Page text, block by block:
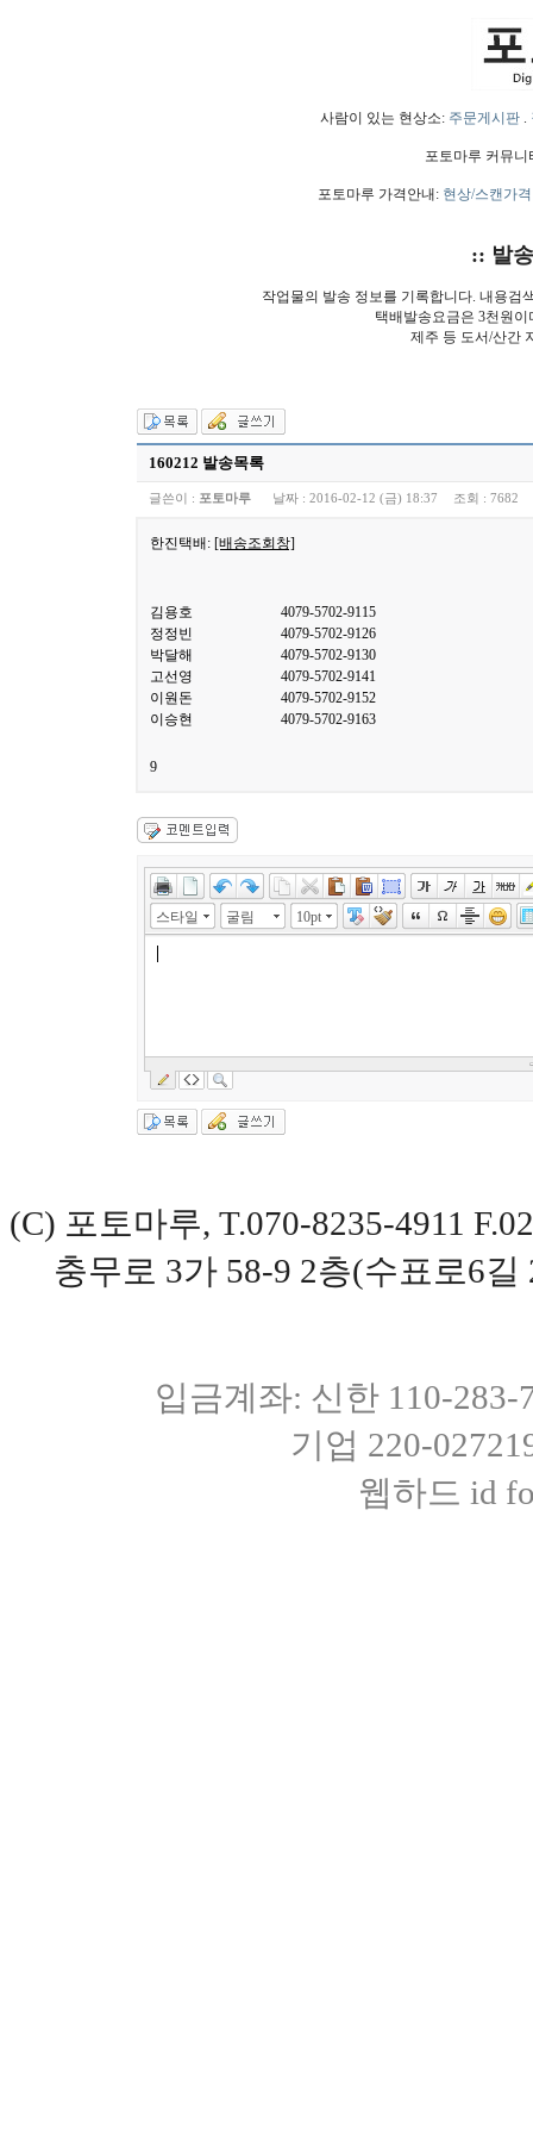
사람이 있는 현상소: 주문게시판.
포토마루 커뮤
포토마루 가격안내: 현상/스캔가격
:: 발
작업물의 발송 정보를 기록합니다. 내용검
택배발송요금은 3천원
제주 등 도서/산간
160212 발송목록
글쓴이 : 포토마루 날짜 : 2016-02-12 (금) 18:37 조회 : 7682
한진택배: [배송조회창]
김용호
4079-5702-9115
정정빈
4079-5702-9126
박달해
4079-5702-9130
고선영
4079-5702-9141
이원돈
4079-5702-9152
이승현
4079-5702-9163
9
스타일 굴림 10pt
(C) 포토마루, T.070-8235-4911
충무로 3가 58-9 2층(수표로6
입금계좌: 신한 110-
기업 220-
웹하드 id